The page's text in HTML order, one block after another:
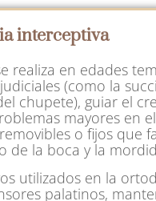
interceptiva
realiza en edades
(como la
chupete), guiar el
mayores en
o fijos que
de la boca y la
utilizados en la
palatinos,